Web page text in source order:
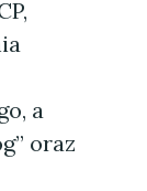
a
oraz